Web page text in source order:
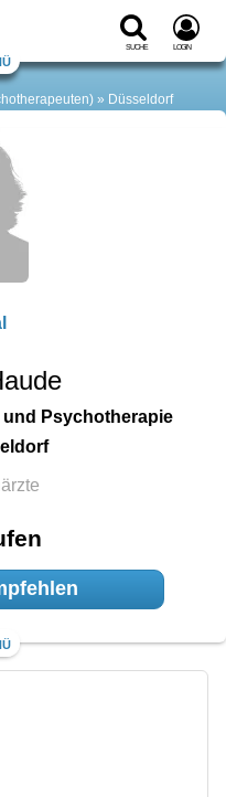
Suche Login
Düsseldorf
Psychotherapie